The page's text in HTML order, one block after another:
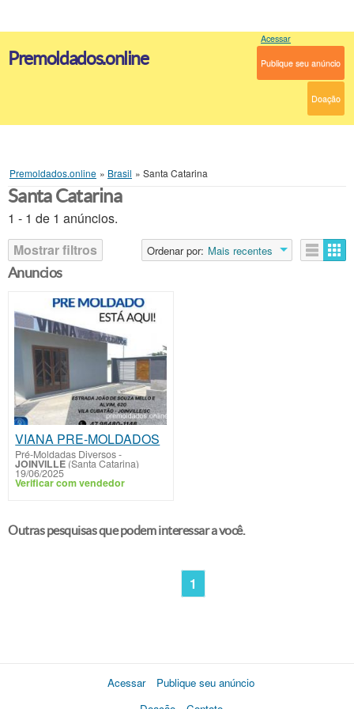
Premoldados.online
Acessar
Publique seu anúncio
Doação
Premoldados.online » Brasil » Santa Catarina
Santa Catarina
1 - 1 de 1 anúncios.
Mostrar filtros
Ordenar por: Mais recentes
Anuncios
VIANA PRE-MOLDADOS
Pré-Moldadas Diversos-
JOINVILLE (Santa Catarina)
19/06/2025
Verificar com vendedor
Outras pesquisas que podem interessar a você.
1
Acessar
Publique seu anúncio